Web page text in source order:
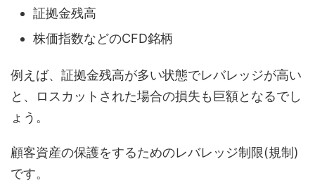
証拠金残高
株価指数などのCFD銘柄
例えば、証拠金残高が多い状態でレバレッジが高い
と、ロスカットされた場合の損失も巨額となるでし
ょう。
顧客資産の保護をするためのレバレッジ制限(規制)
です。